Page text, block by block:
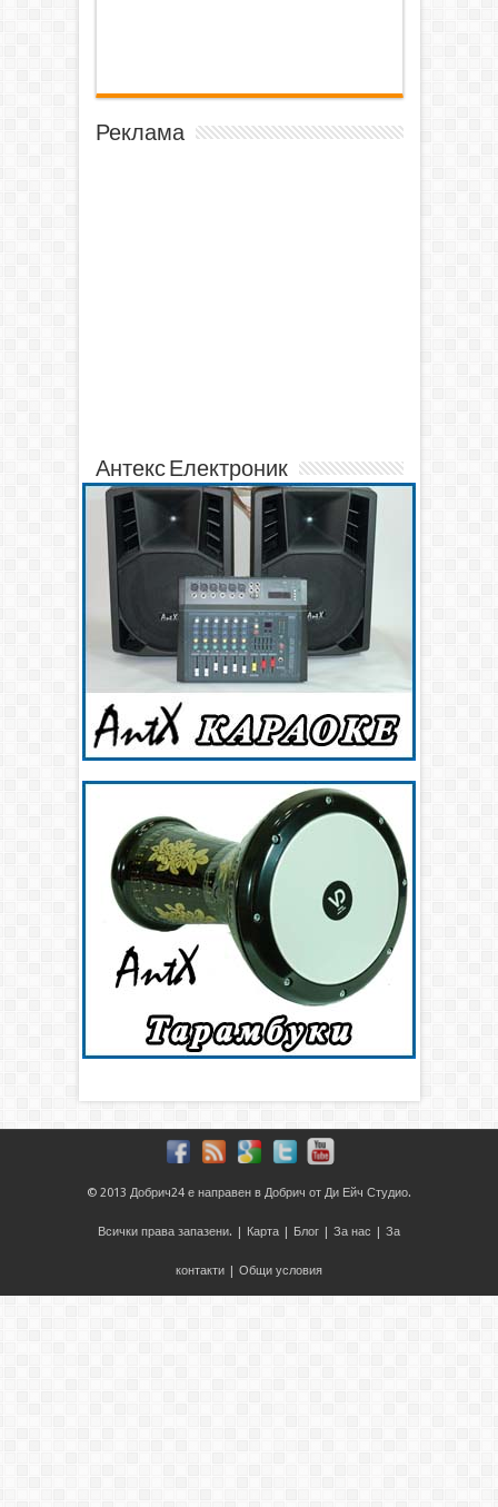
Реклама
Антекс Електроник
© 2013 Добрич24 е направен в Добрич от Ди Ейч Студио.
Всички права запазени. | Карта | Блог | За нас | За
контакти | Общи условия